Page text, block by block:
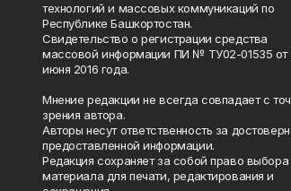
технологий и массовых коммуникаций по
Республике Башкортостан.
Свидетельство о регистрации средства
массовой информации ПИ № ТУ02-01535 от
июня 2016 года.
Мнение редакции не всегда совпадает с
зрения автора.
Авторы несут ответственность за
предоставленной информации.
Редакция сохраняет за собой право выбора
материала для печати, редактирования и